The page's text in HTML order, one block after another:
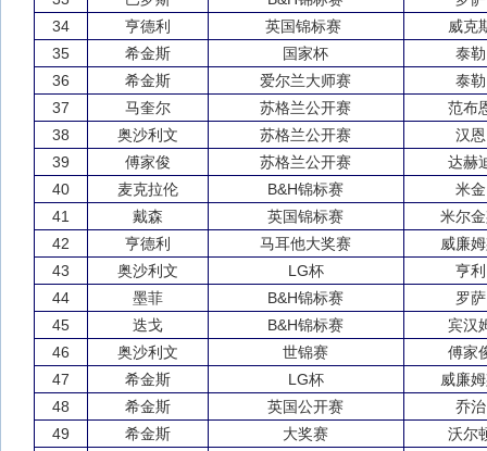
34
亨德利 英国锦标赛
威克
35
希金斯 国家杯
泰勒
36
希金斯 爱尔兰大师赛
泰勒
37
马奎尔 苏格兰公开赛
范布
38
奥沙利文 苏格兰公开赛
汉恩
39
傅家俊 苏格兰公开赛
达赫
40
麦克拉伦 B&H锦标赛
米金
41
戴森 英国锦标赛
米尔
42
亨德利 马耳他大奖赛
威廉
43
奥沙利文 LG杯
亨利
44
墨菲 B&H锦标赛
罗萨
45
迭戈 B&H锦标赛
宾汉
46
奥沙利文 世锦赛
傅家
47
希金斯 LG杯
威廉
48
希金斯 英国公开赛
乔治
49
希金斯 大奖赛
沃尔